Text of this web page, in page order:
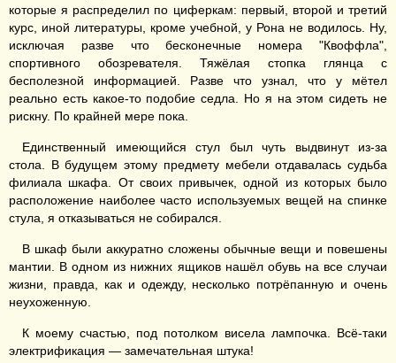
которые я распределил по циферкам: первый, второй и третий
курс, иной литературы, кроме учебной, у Рона не водилось. Ну,
исключая разве что бесконечные номера "Квоффла",
спортивного обозревателя. Тяжёлая стопка глянца с
бесполезной информацией. Разве что узнал, что у мётел
реально есть какое-то подобие седла. Но я на этом сидеть не
рискну. По крайней мере пока.
Единственный имеющийся стул был чуть выдвинут из-за
стола. В будущем этому предмету мебели отдавалась судьба
филиала шкафа. От своих привычек, одной из которых было
расположение наиболее часто используемых вещей на спинке
стула, я отказываться не собирался.
В шкаф были аккуратно сложены обычные вещи и повешены
мантии. В одном из нижних ящиков нашёл обувь на все случаи
жизни, правда, как и одежду, несколько потрёпанную и очень
неухоженную.
К моему счастью, под потолком висела лампочка. Всё-таки
электрификация — замечательная штука!